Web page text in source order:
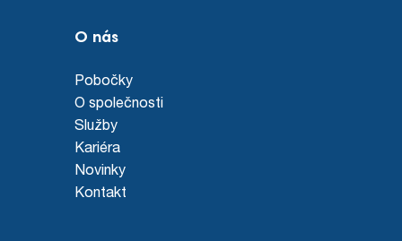
O nás
Pobočky
O společnosti
Služby
Kariéra
Novinky
Kontakt